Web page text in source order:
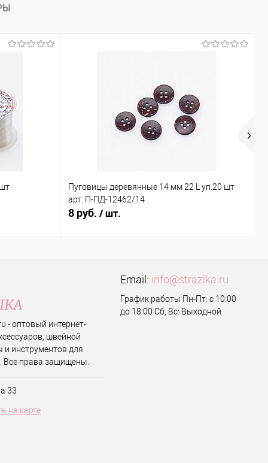
Пуговицы деревянные 14 мм 22 L уп.20 шт
арт. П-ПД-12462/14
8 руб. / шт.
- оптовый интернет-
швейной
и инструментов для
Все права защищены.
33
на карте
Email: info@strazika.ru
График работы Пн-Пт: с 10:00
до 18:00 Сб, Вс: Выходной